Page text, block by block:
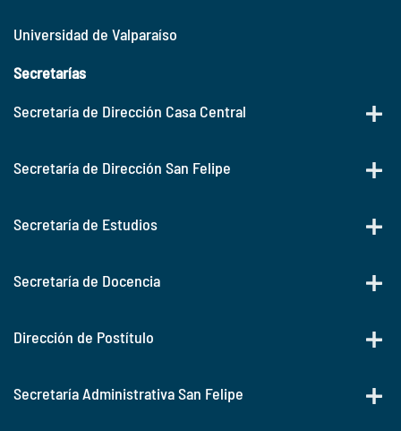
Universidad de Valparaíso
Secretarías
Secretaría de Dirección Casa Central
Secretaría de Dirección San Felipe
Secretaría de Estudios
Secretaría de Docencia
Dirección de Postítulo
Secretaría Administrativa San Felipe